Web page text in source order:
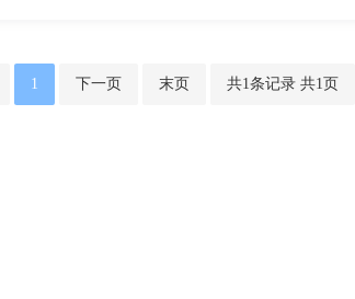
1 下一页 末页 共1条记录 共1页